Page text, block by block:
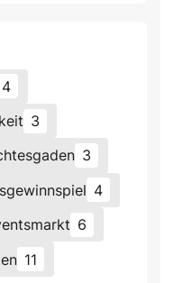
4
3
3
4
6
11